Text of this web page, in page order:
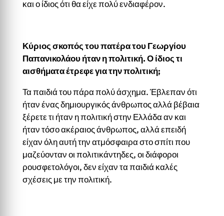
και ο ίδιος ότι θα είχε πολύ ενδιαφέρον.
Κύριος σκοπός του πατέρα του Γεωργίου
Παπανικολάου ήταν η πολιτική. Ο ίδιος τι
αισθήματα έτρεφε για την πολιτική;
Τα παιδιά του πάρα πολύ άσχημα. Έβλεπαν ότι
ήταν ένας δημιουργικός άνθρωπος αλλά βέβαια
ξέρετε τι ήταν η πολιτική στην Ελλάδα αν και
ήταν τόσο ακέραιος άνθρωπος, αλλά επειδή
είχαν όλη αυτή την ατμόσφαιρα στο σπίτι που
μαζεύονταν οι πολιτικάντηδες, οι διάφοροι
ρουσφετολόγοι, δεν είχαν τα παιδιά καλές
σχέσεις με την πολιτική.